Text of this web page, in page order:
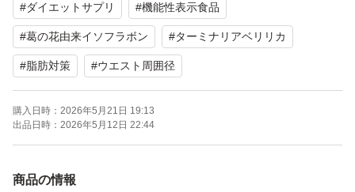
#ダイエットサプリ #機能性表示食品
#葛の花由来イソフラボン #ターミナリアベリリカ
#脂肪対策 #ウエスト周囲径
購入日時： 2026年5月21日 19:13
出品日時： 2026年5月12日 22:44
商品の情報